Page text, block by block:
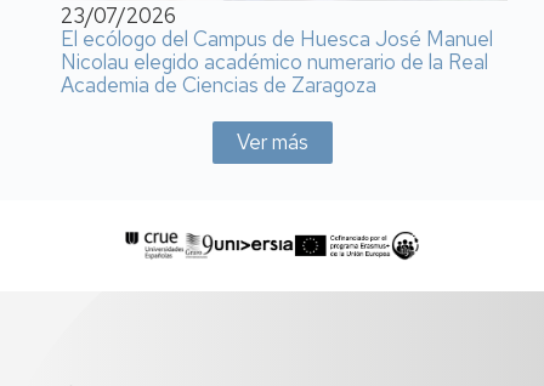
23/07/2026
El ecólogo del Campus de Huesca José Manuel
Nicolau elegido académico numerario de la Real
Academia de Ciencias de Zaragoza
Ver más